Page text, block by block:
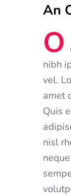
An
O
nibh
vel.
amet
Quis
nisl